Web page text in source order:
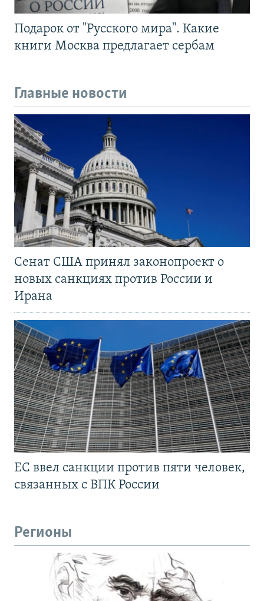
Подарок от "Русского мира". Какие
книги Москва предлагает сербам
Главные новости
Сенат США принял законопроект о
новых санкциях против России и
Ирана
ЕС ввел санкции против пяти человек,
связанных с ВПК России
Регионы